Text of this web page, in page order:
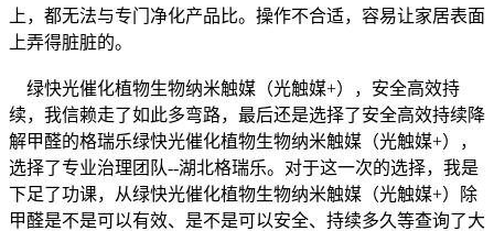
上，都无法与专门净化产品比。操作不合适，容易让家居表面
上弄得脏脏的。
绿快光催化植物生物纳米触媒（光触媒+），安全高效持
续，我信赖走了如此多弯路，最后还是选择了安全高效持续降
解甲醛的格瑞乐绿快光催化植物生物纳米触媒（光触媒+），
选择了专业治理团队--湖北格瑞乐。对于这一次的选择，我是
下足了功课，从绿快光催化植物生物纳米触媒（光触媒+）除
甲醛是不是可以有效、是不是可以安全、持续多久等查询了大